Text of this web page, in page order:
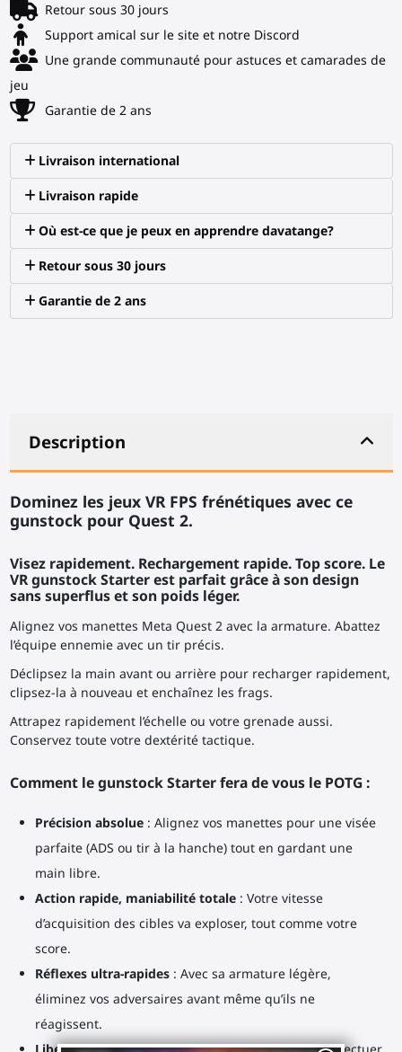
Retour sous 30 jours
Support amical sur le site et notre Discord
Une grande communauté pour astuces et camarades de
jeu
Garantie de 2 ans
Livraison international
Livraison rapide
Où est-ce que je peux en apprendre davatange?
Retour sous 30 jours
Garantie de 2 ans
Description
Dominez les jeux VR FPS frénétiques avec ce
gunstock pour Quest 2.
Visez rapidement. Rechargement rapide. Top score. Le
VR gunstock Starter est parfait grâce à son design
sans superflus et son poids léger.
Alignez vos manettes Meta Quest 2 avec la armature. Abattez
l’équipe ennemie avec un tir précis.
Déclipsez la main avant ou arrière pour recharger rapidement,
clipsez-la à nouveau et enchaînez les frags.
Attrapez rapidement l’échelle ou votre grenade aussi.
Conservez toute votre dextérité tactique.
Comment le gunstock Starter fera de vous le POTG :
Précision absolue: Alignez vos manettes pour une visée
parfaite (ADS ou tir à la hanche) tout en gardant une
main libre.
Action rapide, maniabilité totale: Votre vitesse
d’acquisition des cibles va exploser, tout comme votre
score.
Réflexes ultra-rapides: Avec sa armature légère,
éliminez vos adversaires avant même qu’ils ne
réagissent.